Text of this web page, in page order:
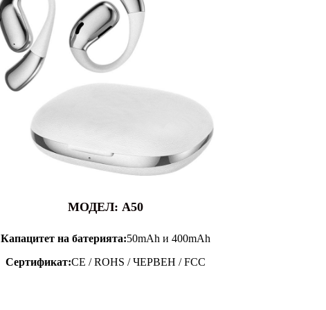
МОДЕЛ: A50
Капацитет на батерията:50mAh и 400mAh
Сертификат:CE / ROHS / ЧЕРВЕН / FCC